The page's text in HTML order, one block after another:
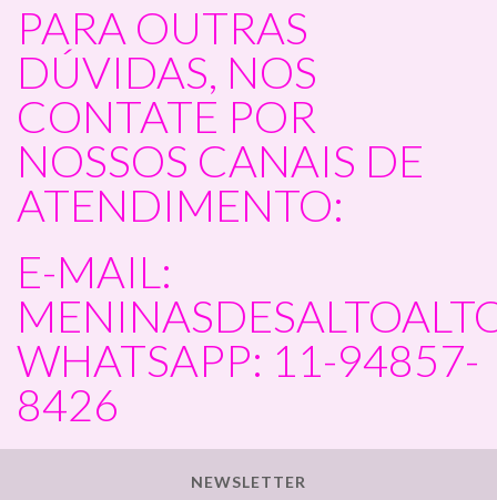
PARA OUTRAS
DÚVIDAS, NOS
CONTATE POR
NOSSOS CANAIS DE
ATENDIMENTO:
E-MAIL:
WHATSAPP: 11-94857-
8426
NEWSLETTER